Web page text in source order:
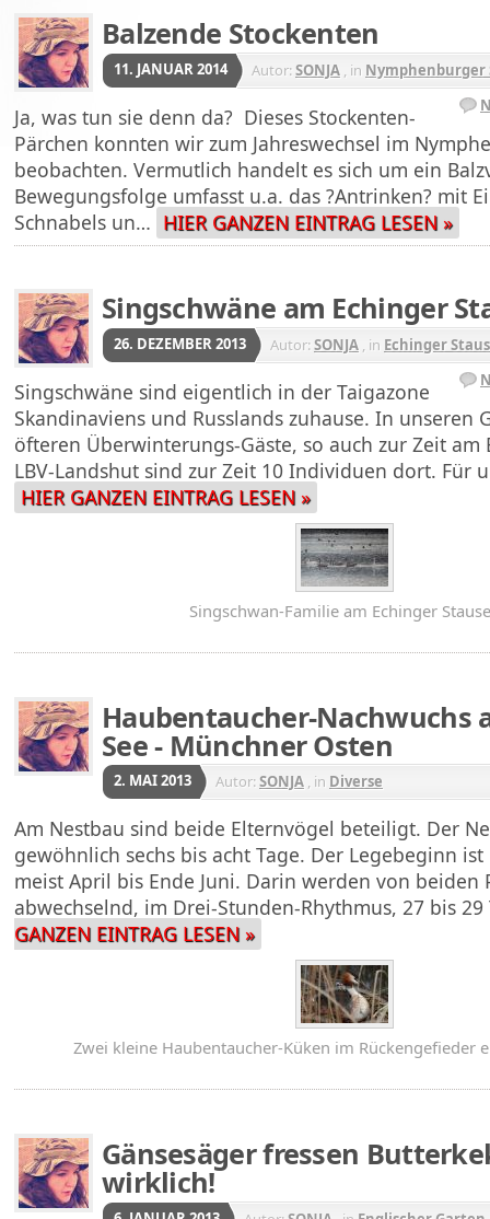
Balzende Stockenten
11. JANUAR 2014 Autor:SONJA , in Nymphenburger
Ja, was tun sie denn da? Dieses Stockenten-
Pärchen konnten wir zum Jahreswechsel im
beobachten. Vermutlich handelt es sich um ein
Bewegungsfolge umfasst u.a. das ?Antrinken? mit
Schnabels un… HIER GANZEN EINTRAG LESEN »
Singschwäne am Echinger
26. DEZEMBER 2013 Autor:SONJA , in Echinger
Singschwäne sind eigentlich in der Taigazone
Skandinaviens und Russlands zuhause. In unseren
öfteren Überwinterungs-Gäste, so auch zur Zeit am
LBV-Landshut sind zur Zeit 10 Individuen dort. Für
HIER GANZEN EINTRAG LESEN »
Singschwan-Familie am Echinger
Haubentaucher-Nachwuchs
See - Münchner Osten
2. MAI 2013 Autor:SONJA , in Diverse
Am Nestbau sind beide Elternvögel beteiligt. Der
gewöhnlich sechs bis acht Tage. Der Legebeginn
meist April bis Ende Juni. Darin werden von beiden
abwechselnd, im Drei-Stunden-Rhythmus, 27 bis
GANZEN EINTRAG LESEN »
Zwei kleine Haubentaucher-Küken im Rückengefieder
Gänsesäger fressen
wirklich!